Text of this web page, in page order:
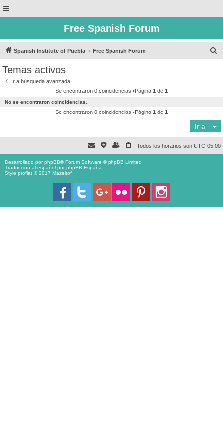
Free Spanish Forum
Spanish Institute of Puebla Free Spanish Forum
Temas activos
Ir a búsqueda avanzada
Se encontraron 0 coincidencias •Página 1 de 1
No se encontraron coincidencias.
Se encontraron 0 coincidencias •Página 1 de 1
Ir a
Todos los horarios son UTC-05:00
Desarrollado porphpBB® Forum Software © phpBB Limited
Traducción al español porphpBB España
Style proflat © 2017 Mazeltof